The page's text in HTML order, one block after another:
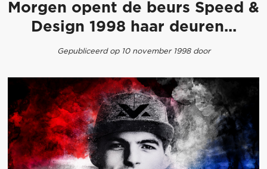
Morgen opent de beurs Speed &
Design 1998 haar deuren...
Gepubliceerd op 10 november 1998 door